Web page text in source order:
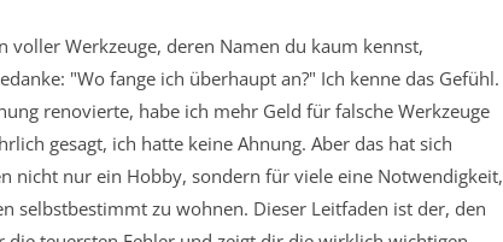
voller Werkzeuge, deren Namen du kaum kennst,
"Wo fange ich überhaupt an?" Ich kenne das Gefühl.
renovierte, habe ich mehr Geld für falsche Werkzeuge
gesagt, ich hatte keine Ahnung. Aber das hat sich
nicht nur ein Hobby, sondern für viele eine Notwendigkeit,
selbstbestimmt zu wohnen. Dieser Leitfaden ist der, den